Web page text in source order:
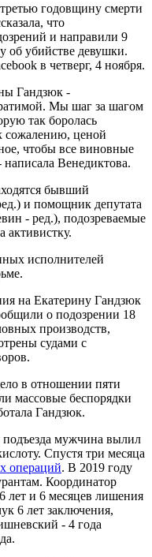
годовщину смерти
что
и направили 9
об убийстве девушки.
в четверг, 4 ноября.
Гандзюк -
Мы шаг за шагом
так боролась
сожалению, ценой
чтобы все виновные
Венедиктова.
бывший
и помощник депутата
- ред.), подозреваемые
активистку.
исполнителей
на Екатерину Гандзюк
о подозрении 18
производств,
судами с
в отношении пяти
массовые беспорядки
Гандзюк.
мужчина вылил
Спустя три месяца
операций. В 2019 году
Координатор
лет и 6 месяцев лишения
6 лет заключения,
- 4 года